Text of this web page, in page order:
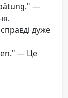
—
дуже
— Це